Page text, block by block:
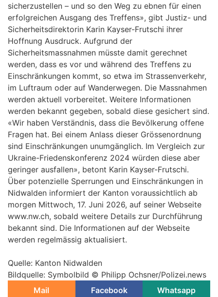
sicherzustellen – und so den Weg zu ebnen für einen
erfolgreichen Ausgang des Treffens», gibt Justiz- und
Sicherheitsdirektorin Karin Kayser-Frutschi ihrer
Hoffnung Ausdruck. Aufgrund der
Sicherheitsmassnahmen müsste damit gerechnet
werden, dass es vor und während des Treffens zu
Einschränkungen kommt, so etwa im Strassenverkehr,
im Luftraum oder auf Wanderwegen. Die Massnahmen
werden aktuell vorbereitet. Weitere Informationen
werden bekannt gegeben, sobald diese gesichert sind.
«Wir haben Verständnis, dass die Bevölkerung offene
Fragen hat. Bei einem Anlass dieser Grössenordnung
sind Einschränkungen unumgänglich. Im Vergleich zur
Ukraine-Friedenskonferenz 2024 würden diese aber
geringer ausfallen», betont Karin Kayser-Frutschi.
Über potenzielle Sperrungen und Einschränkungen in
Nidwalden informiert der Kanton voraussichtlich ab
morgen Mittwoch, 17. Juni 2026, auf seiner Webseite
www.nw.ch, sobald weitere Details zur Durchführung
bekannt sind. Die Informationen auf der Webseite
werden regelmässig aktualisiert.
Quelle: Kanton Nidwalden
Bildquelle: Symbolbild © Philipp Ochsner/Polizei.news
Mail
Facebook Whatsapp